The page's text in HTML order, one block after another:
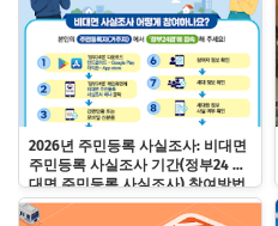
2026년 주민등록 사실조사: 비대면
주민등록 사실조사 기간(정부24 비
대면 주민등록 사실조사) 참여방법
및 과태료 바로알기!